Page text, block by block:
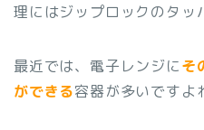
理にはジップロックのタッ
最近では、電子レンジにそ
ができる容器が多いですよ